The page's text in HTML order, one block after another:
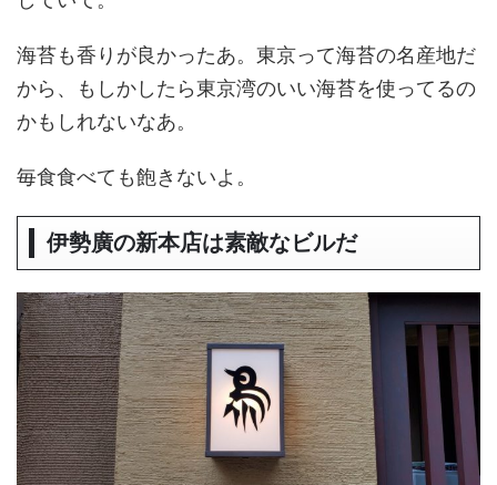
海苔も香りが良かったあ。東京って海苔の名産地だ
から、もしかしたら東京湾のいい海苔を使ってるの
かもしれないなあ。
毎食食べても飽きないよ。
伊勢廣の新本店は素敵なビルだ